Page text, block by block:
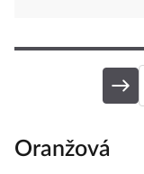
Oranžová